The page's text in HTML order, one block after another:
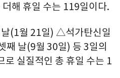
해 휴일 수는 119일이다.
(1월 21일) △석가탄신일
날(9월 30일) 등 3일의
로 실질적인 총 휴일 수는 1